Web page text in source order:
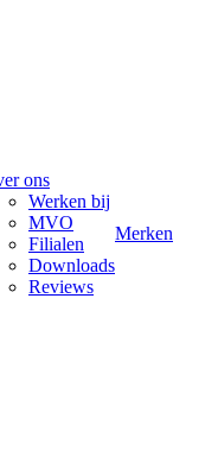
ons
Werken bij
MVO
Filialen
Downloads
Reviews
Merken